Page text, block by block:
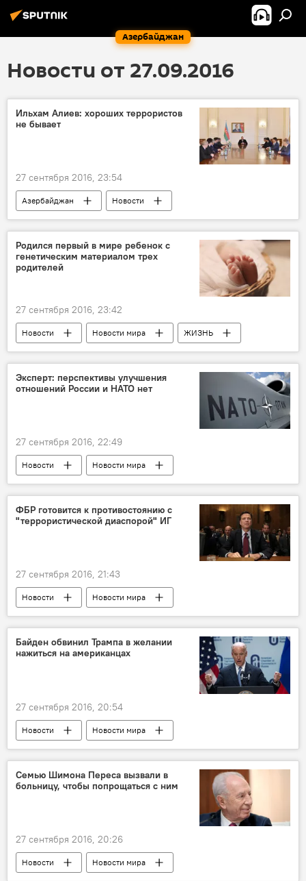
Азербайджан
Новости от 27.09.2016
Ильхам Алиев: хороших террористов
не бывает
27 сентября 2016, 23:54
Азербайджан Новости
Родился первый в мире ребенок с
генетическим материалом трех
родителей
27 сентября 2016, 23:42
Новости Новости мира ЖИЗНЬ
Эксперт: перспективы улучшения
отношений России и НАТО нет
27 сентября 2016, 22:49
Новости Новости мира
ФБР готовится к противостоянию с
"террористической диаспорой" ИГ
27 сентября 2016, 21:43
Новости Новости мира
Байден обвинил Трампа в желании
нажиться на американцах
27 сентября 2016, 20:54
Новости Новости мира
Семью Шимона Переса вызвали в
больницу, чтобы попрощаться с ним
27 сентября 2016, 20:26
Новости Новости мира